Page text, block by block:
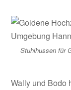
Stuhlhussen für
Wally und Bodo